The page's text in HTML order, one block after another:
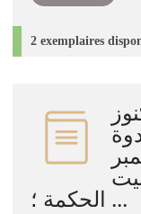
2 exemplaires
نوفمبر
الحكمة ؛ ...